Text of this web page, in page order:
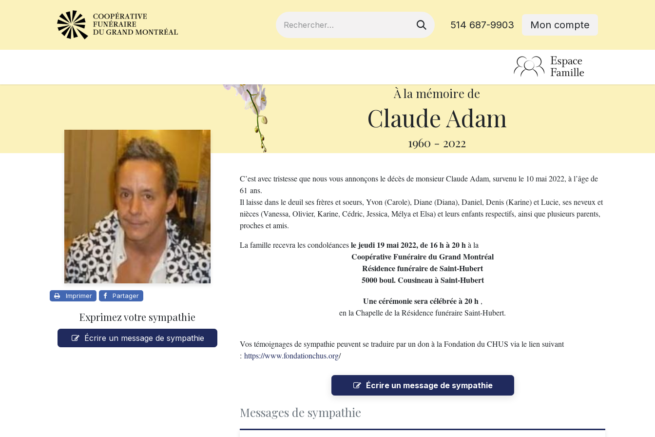
514 687-9903 Mon compte
À la mémoire de
Claude Adam
1960 - 2022
Imprimer Partager
Exprimez votre sympathie
Écrire un message de sympathie
C’est avec tristesse que nous vous annonçons le décès de monsieur Claude Adam, survenu le 10 mai 2022, à l’âge de
61 ans.
Il laisse dans le deuil ses frères et soeurs, Yvon (Carole), Diane (Diana), Daniel, Denis (Karine) et Lucie, ses neveux et
nièces (Vanessa, Olivier, Karine, Cédric, Jessica, Mélya et Elsa) et leurs enfants respectifs, ainsi que plusieurs parents,
proches et amis.
La famille recevra les condoléancesle jeudi 19 mai 2022, de 16 h à 20 hà la
Coopérative Funéraire du Grand Montréal
Résidence funéraire de Saint-Hubert
5000 boul. Cousineau à Saint-Hubert
Une cérémonie sera célébrée à 20 h ,
en la Chapelle de la Résidence funéraire Saint-Hubert.
Vos témoignages de sympathie peuvent se traduire par un don à la Fondation du CHUS via le lien suivant
: https://www.fondationchus.org/
Écrire un message de sympathie
Messages de sympathie